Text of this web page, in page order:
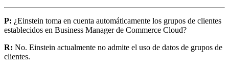
P: ¿Einstein toma en cuenta automáticamente los grupos de clientes
establecidos en Business Manager de Commerce Cloud?
R: No. Einstein actualmente no admite el uso de datos de grupos de
clientes.